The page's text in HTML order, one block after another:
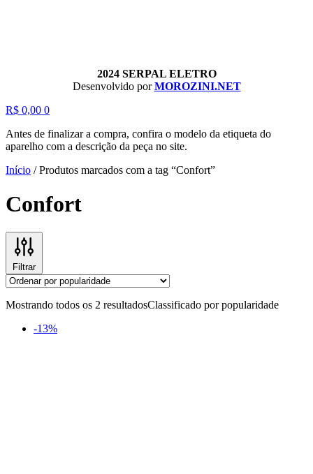
2024 SERPAL ELETRO
Desenvolvido porMOROZINI.NET
R$ 0,00 0
Antes de finalizar a compra, confira o modelo da etiqueta do
aparelho com a descrição da peça no site.
Início /Produtos marcados com a tag “Confort”
Confort
Filtrar
Mostrando todos os 2 resultadosClassificado por popularidade
-13%